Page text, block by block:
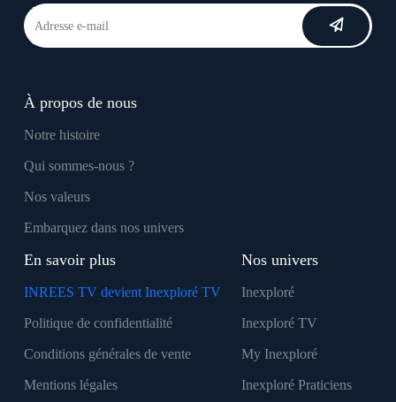
À propos de nous
Notre histoire
Qui sommes-nous ?
Nos valeurs
Embarquez dans nos univers
En savoir plus
INREES TV devient Inexploré TV
Politique de confidentialité
Conditions générales de vente
Mentions légales
Nos univers
Inexploré
Inexploré TV
My Inexploré
Inexploré Praticiens